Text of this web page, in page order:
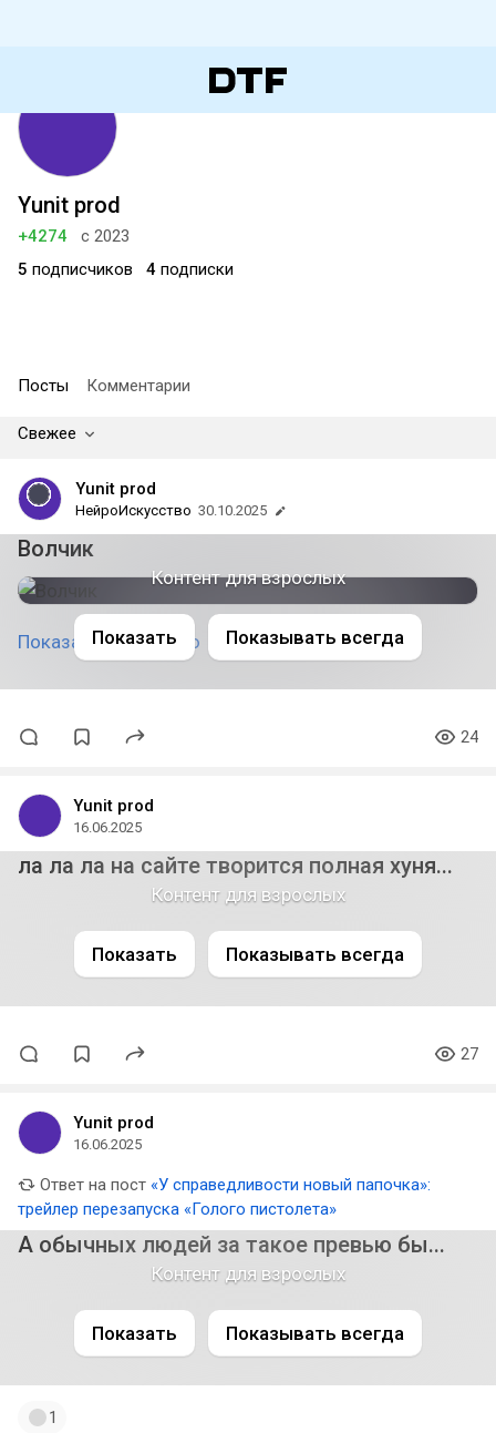
Yunit prod
+4274
с 2023
5 подписчиков 4 подписки
Посты Комментарии
Свежее
Yunit prod
НейроИскусство 30.10.2025
Волчик
Показать полностью
Контент для взрослых
Показать Показывать всегда
24
Yunit prod
16.06.2025
ла ла ла на сайте творится полная хуня...
Контент для взрослых
Показать Показывать всегда
27
Yunit prod
16.06.2025
Ответ на пост «У справедливости новый папочка»:
трейлер перезапуска «Голого пистолета»
А обычных людей за такое превью бы...
Контент для взрослых
Показать Показывать всегда
1